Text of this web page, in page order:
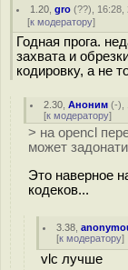
1.20 ,gro (??), 16:28,
[к модератору]
Годная прога.
захвата и
кодировку, а не
2.30 ,Аноним (-),
[к модератору]
> на opencl
может
Это наверное
кодеков...
3.38 ,
[к модератору]
vlc лучше